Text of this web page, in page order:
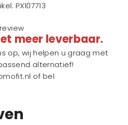
PX107713
meer leverbaar.
op, wij helpen u graag met
alternatief!
of bel